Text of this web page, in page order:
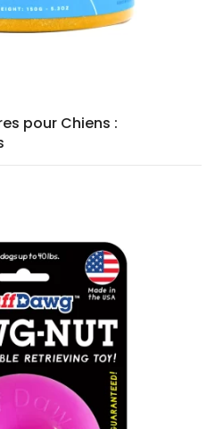
pour Chiens :